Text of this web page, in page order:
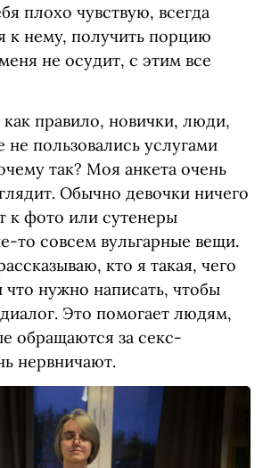
плохо чувствую, всегда
к нему, получить порцию
не осудит, с этим все
правило, новички, люди,
пользовались услугами
так? Моя анкета очень
Обычно девочки ничего
к фото или сутенеры
то совсем вульгарные вещи.
кто я такая, чего
нужно написать, чтобы
Это помогает людям,
обращаются за секс-
нервничают.